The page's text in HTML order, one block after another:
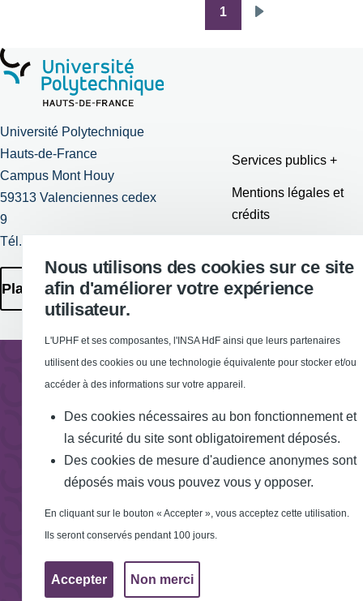
Pagination
1
Université Polytechnique
Hauts-de-France
Campus Mont Houy
59313 Valenciennes cedex
9
Tél. : 03 27 51 12 34
Plan des Campus
Services publics +
Mentions légales et
crédits
d'amélioration
Nous utilisons des cookies sur ce site
afin d'améliorer votre expérience
utilisateur.
L'UPHF et ses composantes, l'INSA HdF ainsi que leurs partenaires
utilisent des cookies ou une technologie équivalente pour stocker et/ou
accéder à des informations sur votre appareil.
Des cookies nécessaires au bon fonctionnement et
la sécurité du site sont obligatoirement déposés.
Des cookies de mesure d'audience anonymes sont
déposés mais vous pouvez vous y opposer.
En cliquant sur le bouton « Accepter », vous acceptez cette utilisation.
Ils seront conservés pendant 100 jours.
Accepter Non merci